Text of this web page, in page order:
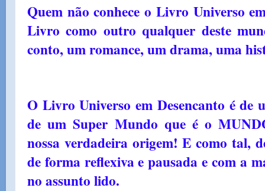
Quem não conhece o Livro Universo
Livro como outro qualquer deste
conto, um romance, um drama, uma
O Livro Universo em Desencanto é de
de um Super Mundo que é o
nossa verdadeira origem! E como tal,
de forma reflexiva e pausada e com a
no assunto lido.